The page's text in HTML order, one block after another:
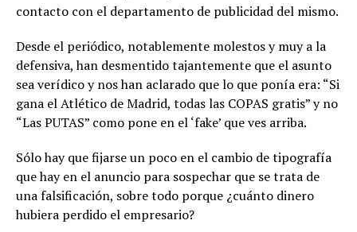
contacto con el departamento de publicidad del mismo.
Desde el periódico, notablemente molestos y muy a la
defensiva, han desmentido tajantemente que el asunto
sea verídico y nos han aclarado que lo que ponía era: “Si
gana el Atlético de Madrid, todas las COPAS gratis” y no
“Las PUTAS” como pone en el ‘fake’ que ves arriba.
Sólo hay que fijarse un poco en el cambio de tipografía
que hay en el anuncio para sospechar que se trata de
una falsificación, sobre todo porque ¿cuánto dinero
hubiera perdido el empresario?